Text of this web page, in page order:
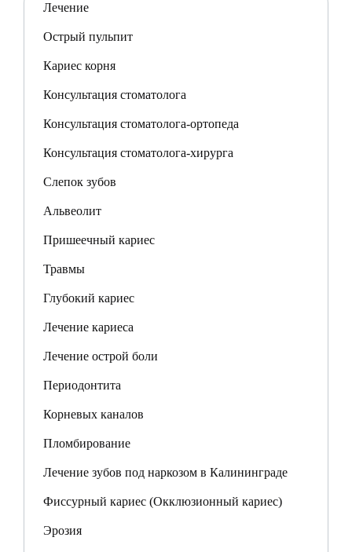
Лечение
Острый пульпит
Кариес корня
Консультация стоматолога
Консультация стоматолога-ортопеда
Консультация стоматолога-хирурга
Слепок зубов
Альвеолит
Пришеечный кариес
Травмы
Глубокий кариес
Лечение кариеса
Лечение острой боли
Периодонтита
Корневых каналов
Пломбирование
Лечение зубов под наркозом в Калининграде
Фиссурный кариес (Окклюзионный кариес)
Эрозия